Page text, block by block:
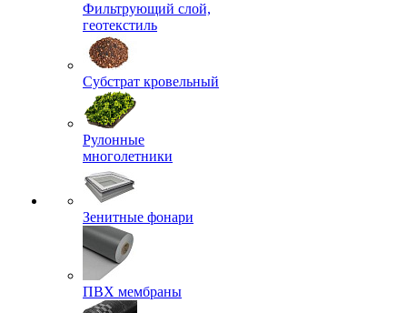
Фильтрующий слой,
геотекстиль
Субстрат кровельный
Рулонные
многолетники
Зенитные фонари
ПВХ мембраны